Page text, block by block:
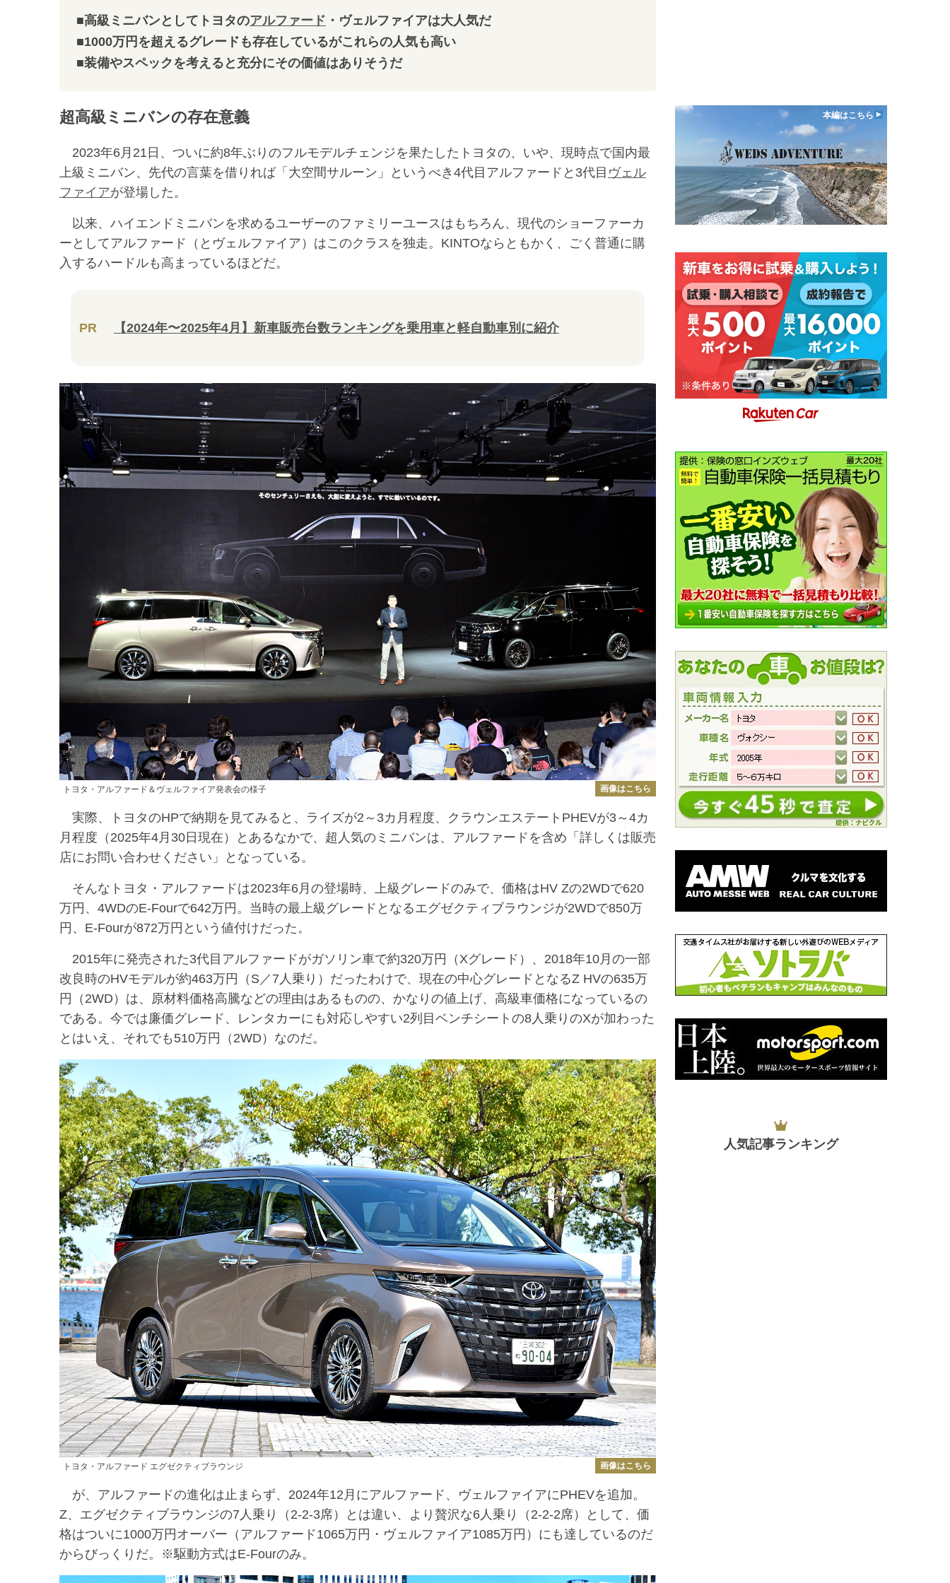
■高級ミニバンとしてトヨタのアルファード ・ヴェルファイアは大人気だ
■1000万円を超えるグレードも存在しているがこれらの人気も高い
■装備やスペックを考えると充分にその価値はありそうだ
超高級ミニバンの存在意義
2023年6月21日、ついに約8年ぶりのフルモデルチェンジを果たしたトヨタの、いや、現時点で国内最
上級ミニバン、先代の言葉を借りれば「大空間サルーン」というべき4代目アルファードと3代目 ヴェル
ファイアが登場した。
以来、ハイエンドミニバンを求めるユーザーのファミリーユースはもちろん、現代のショーファーカ
ーとしてアルファード（とヴェルファイア）はこのクラスを独走。KINTOならともかく、ごく普通に購
入するハードルも高まっているほどだ。
PR 【2024年〜2025年4月】新車販売台数ランキングを乗用車と軽自動車別に紹介
トヨタ・アルファード＆ヴェルファイア発表会の様子 画像はこちら
実際、トヨタのHPで納期を見てみると、ライズが2～3カ月程度、クラウンエステートPHEVが3～4カ
月程度（2025年4月30日現在）とあるなかで、超人気のミニバンは、アルファードを含め「詳しくは販売
店にお問い合わせください」となっている。
そんなトヨタ・アルファードは2023年6月の登場時、上級グレードのみで、価格はHV Zの2WDで620
万円、4WDのE-Fourで642万円。当時の最上級グレードとなるエグゼクティブラウンジが2WDで850万
円、E-Fourが872万円という値付けだった。
2015年に発売された3代目アルファードがガソリン車で約320万円（Xグレード）、2018年10月の一部
改良時のHVモデルが約463万円（S／7人乗り）だったわけで、現在の中心グレードとなるZ HVの635万
円（2WD）は、原材料価格高騰などの理由はあるものの、かなりの値上げ、高級車価格になっているの
である。今では廉価グレード、レンタカーにも対応しやすい2列目ベンチシートの8人乗りのXが加わった
とはいえ、それでも510万円（2WD）なのだ。
トヨタ・アルファード エグゼクティブラウンジ 画像はこちら
が、アルファードの進化は止まらず、2024年12月にアルファード、ヴェルファイアにPHEVを追加。
Z、エグゼクティブラウンジの7人乗り（2-2-3席）とは違い、より贅沢な6人乗り（2-2-2席）として、価
格はついに1000万円オーバー（アルファード1065万円・ヴェルファイア1085万円）にも達しているのだ
からびっくりだ。※駆動方式はE-Fourのみ。
本編はこちら
人気記事ランキング